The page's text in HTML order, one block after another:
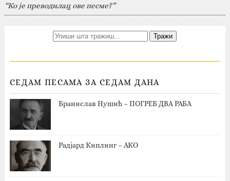
“Ко је преводилац ове песме?”
СЕДАМ ПЕСАМА ЗА СЕДАМ ДАНА
Бранислав Нушић – ПОГРЕБ ДВА РАБА
Радјард Киплинг – АКО